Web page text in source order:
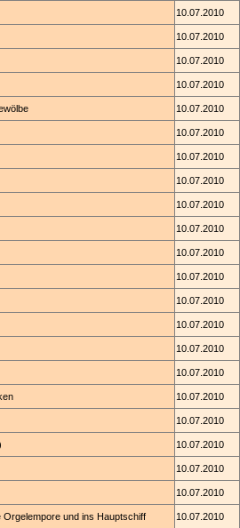
10.07.2010
10.07.2010
10.07.2010
10.07.2010
10.07.2010
10.07.2010
10.07.2010
10.07.2010
10.07.2010
10.07.2010
10.07.2010
10.07.2010
10.07.2010
10.07.2010
10.07.2010
10.07.2010
10.07.2010
10.07.2010
10.07.2010
10.07.2010
10.07.2010
und ins Hauptschiff 10.07.2010